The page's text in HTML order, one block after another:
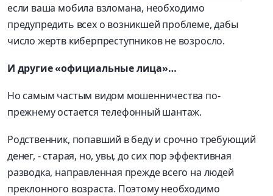
если ваша мобила взломана, необходимо
предупредить всех о возникшей проблеме, дабы
число жертв киберпреступников не возросло.
И другие «официальные лица»…
Но самым частым видом мошенничества по-
прежнему остается телефонный шантаж.
Родственник, попавший в беду и срочно требующий
денег, - старая, но, увы, до сих пор эффективная
разводка, направленная прежде всего на людей
преклонного возраста. Поэтому необходимо